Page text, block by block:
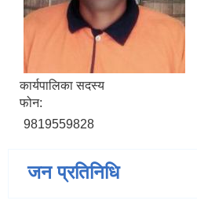
कार्यपालिका सदस्य
फोन:
9819559828
जन प्रतिनिधि